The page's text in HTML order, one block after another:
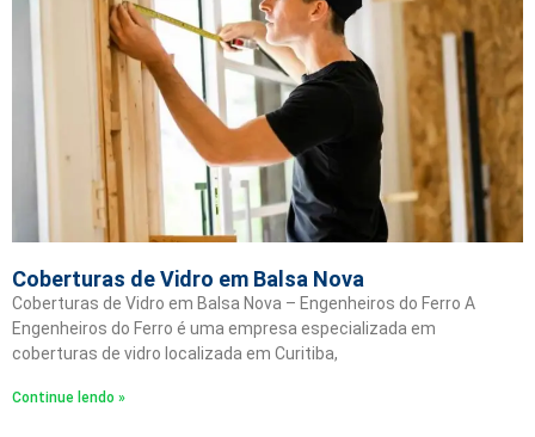
Coberturas de Vidro em Balsa Nova
Coberturas de Vidro em Balsa Nova – Engenheiros do Ferro A
Engenheiros do Ferro é uma empresa especializada em
coberturas de vidro localizada em Curitiba,
Continue lendo »